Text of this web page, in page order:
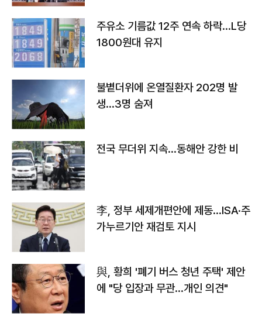
주유소 기름값 12주 연속 하락…L당
1800원대 유지
불볕더위에 온열질환자 202명 발
생…3명 숨져
전국 무더위 지속…동해안 강한 비
李, 정부 세제개편안에 제동…ISA·주
가누르기안 재검토 지시
與, 황희 '폐기 버스 청년 주택' 제안
에 "당 입장과 무관…개인 의견"